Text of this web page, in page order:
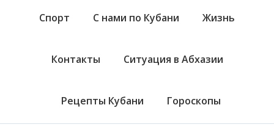
Спорт С нами по Кубани Жизнь
Контакты Ситуация в Абхазии
Рецепты Кубани Гороскопы